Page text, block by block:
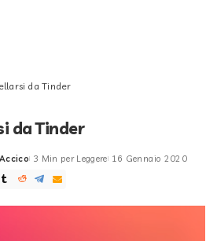
da Tinder
da Tinder
3 Min per Leggere 16 Gennaio 2020